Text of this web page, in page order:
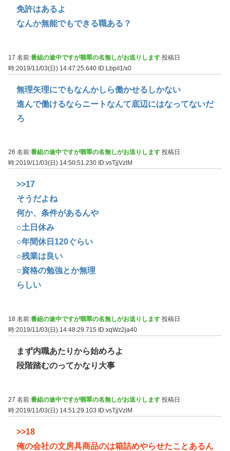
免許はあるよ
なんか無能でもできる職ある？
17 名前:番組の途中ですが翡翠の名無しがお送りします 投稿日
時:2019/11/03(日) 14:47:25.640 ID:LbpiI1/x0
無理矢理にでもなんかしら働かせるしかない
進んで働けるならニートなんて底辺にはなってないだ
ろ
26 名前:番組の途中ですが翡翠の名無しがお送りします 投稿日
時:2019/11/03(日) 14:50:51.230 ID:vsTjjVzlM
>>17
そうだよね
何か、条件があるんや
○土日休み
○年間休日120ぐらい
○残業は良い
○資格の勉強とか無理
らしい
18 名前:番組の途中ですが翡翠の名無しがお送りします 投稿日
時:2019/11/03(日) 14:48:29.715
ID:xqWz2ja40
まず内職あたりから始めろよ
段階踏むのってかなり大事
27 名前:番組の途中ですが翡翠の名無しがお送りします 投稿日
時:2019/11/03(日) 14:51:29.103 ID:vsTjjVzlM
>>18
俺の会社の文房具商品のは箱詰めやらせたことあるん